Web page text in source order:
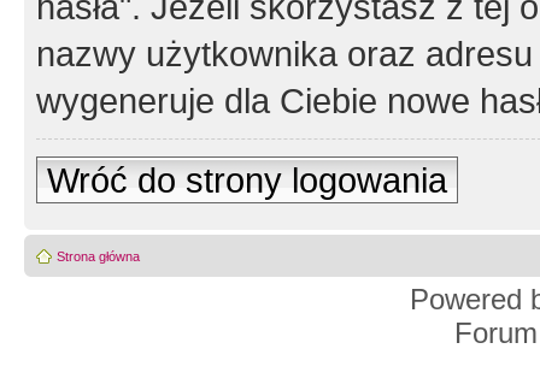
nazwy użytkownika oraz
wygeneruje dla Ciebie nowe
Wróć do strony logowania
Strona główna
Powered